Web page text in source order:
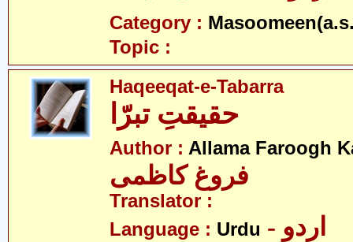
Category :
Topic :
Haqeeqat-e-Tabarra
حقیقتِ تبرّا
Author : Allama Faroogh
فروغ کاظمی
Translator :
Language : Urdu - اردو